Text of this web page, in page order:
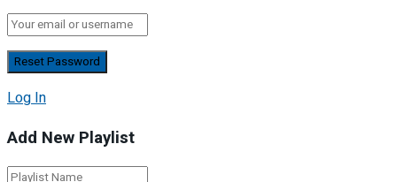
Log In
Add New Playlist